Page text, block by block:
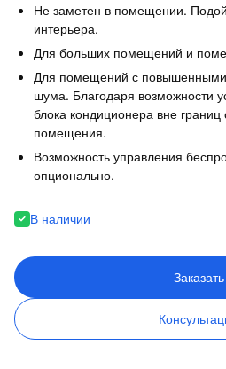
Не заметен в помещении.
интерьера.
Для больших помещений и
Для помещений с
шума. Благодаря возможности
блока кондиционера вне
помещения.
Возможность управления
опционально.
В наличии
Заказать